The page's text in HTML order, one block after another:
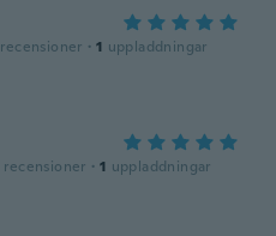
recensioner · 1 uppladdningar
recensioner · 1 uppladdningar